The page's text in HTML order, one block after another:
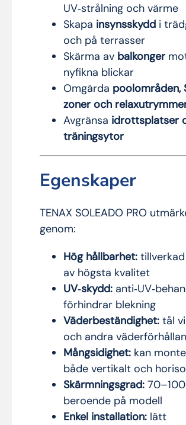
UV‑strålning och värme
Skapa insynsskydd i
och på terrasser
Skärma av balkonger
nyfikna blickar
Omgärda poolområden,
zoner och
Avgränsa idrottsplatser
träningsytor
Egenskaper
TENAX SOLEADO PRO
genom:
Hög hållbarhet: tillverkad
av högsta kvalitet
UV‑skydd:
förhindrar blekning
Väderbeständighet: tål
och andra
Mångsidighet: kan
både vertikalt och
Skärmningsgrad:
beroende på modell
Enkel installation: lätt